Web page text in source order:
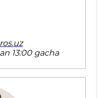
13:00 gacha